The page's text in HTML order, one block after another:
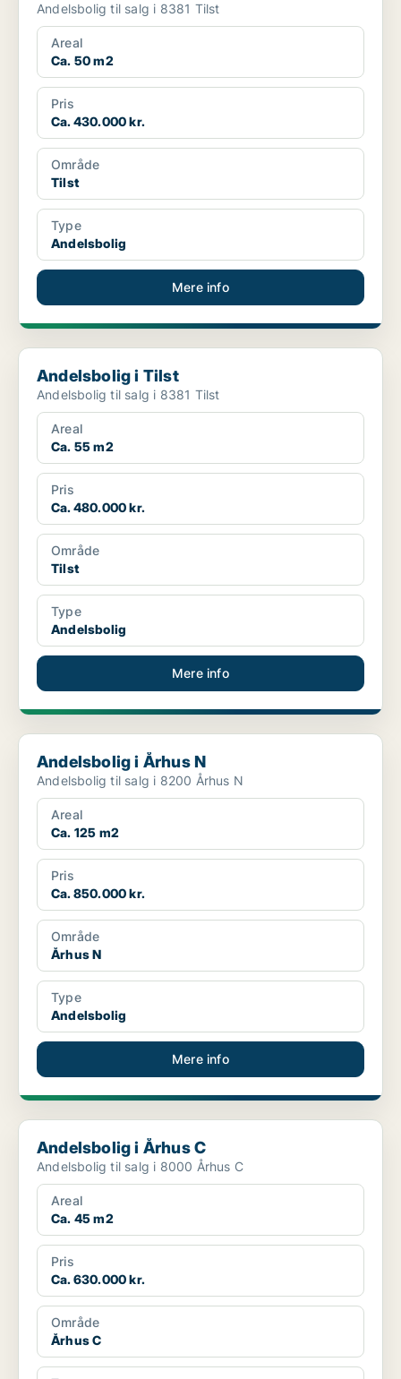
Andelsbolig til salg i 8381 Tilst
Areal
Ca. 50 m2
Pris
Ca. 430.000 kr.
Område
Tilst
Type
Andelsbolig
Mere info
Andelsbolig i Tilst
Andelsbolig i Tilst
Andelsbolig til salg i 8381 Tilst
Areal
Ca. 55 m2
Pris
Ca. 480.000 kr.
Område
Tilst
Type
Andelsbolig
Mere info
Andelsbolig i Århus N
Andelsbolig i Århus N
Andelsbolig til salg i 8200 Århus N
Areal
Ca. 125 m2
Pris
Ca. 850.000 kr.
Område
Århus N
Type
Andelsbolig
Mere info
Andelsbolig i Århus C
Andelsbolig i Århus C
Andelsbolig til salg i 8000 Århus C
Areal
Ca. 45 m2
Pris
Ca. 630.000 kr.
Område
Århus C